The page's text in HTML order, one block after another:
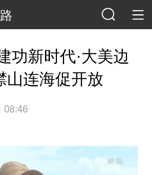
功新时代·大美边
山连海促开放
08:46